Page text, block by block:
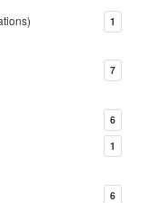
1
7
6
1
6